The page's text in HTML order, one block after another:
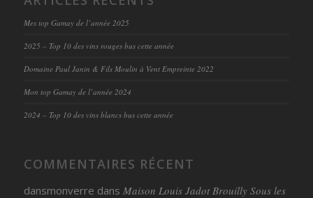
Mes top Gamay de l’année 2025
2025 – Top 10 des vins rouges bus cette année
Domaine Paul Janin & Fils Moulin à Vent Empreinte 2022
Mon top Gamay de l’année 2024
2024 – Top 10 des vins blancs bus cette année
COMMENTAIRES RÉCENT
dansmonverre dans Maison Louis Jadot Brouilly Sous les